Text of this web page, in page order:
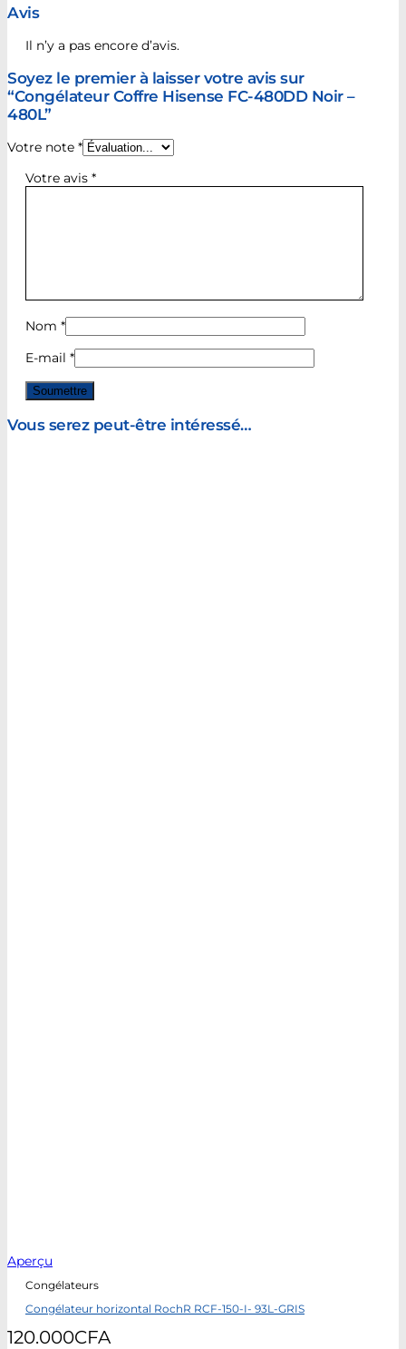
Avis
Il n’y a pas encore d’avis.
Soyez le premier à laisser votre avis sur
“Congélateur Coffre Hisense FC-480DD Noir –
480L”
Votre note *
Votre avis *
Nom *
E-mail *
Vous serez peut-être intéressé…
Aperçu
Congélateurs
Congélateur horizontal RochR RCF-150-I- 93L-GRIS
120.000CFA